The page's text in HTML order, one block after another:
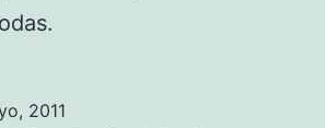
2011